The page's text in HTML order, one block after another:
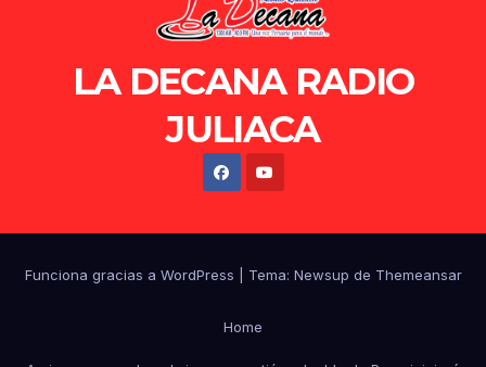
LA DECANA RADIO
JULIACA
Funciona gracias a WordPress Tema: Newsup de Themeansar
Home